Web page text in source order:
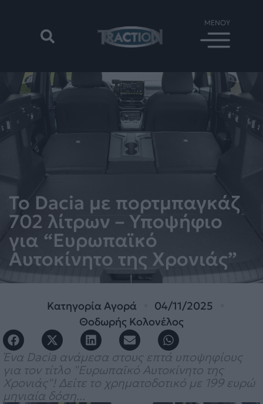
Το Dacia με πορτμπαγκάζ
702 λίτρων – Υποψήφιο
για “Ευρωπαϊκό
Αυτοκίνητο της Χρονιάς”
ΚατηγορίαΑγορά
04/11/2025
Θοδωρής Κολονέλος
Ένα Dacia ανάμεσα στους επτά υποψηφίους
για τον τίτλο "Ευρωπαϊκό Αυτοκίνητο της
Χρονιάς"! Δείτε το χρηματοδοτικό με 199 ευρώ
μηνιαία δόση...